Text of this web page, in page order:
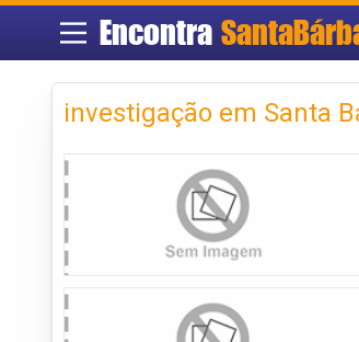
Encontra
investigação em Santa